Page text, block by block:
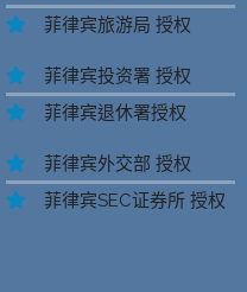
菲律宾旅游局 授权
菲律宾投资署 授权
菲律宾退休署授权
菲律宾外交部 授权
菲律宾SEC证券所 授权